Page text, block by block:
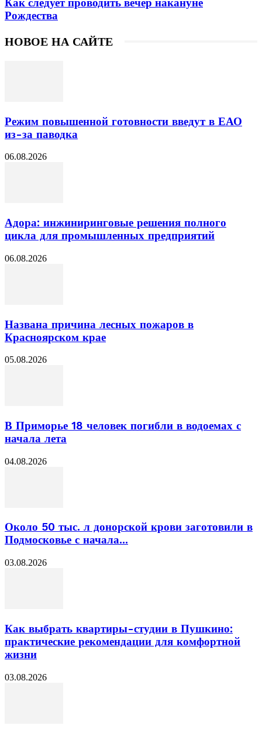
Как следует проводить вечер накануне
Рождества
НОВОЕ НА САЙТЕ
Режим повышенной готовности введут в ЕАО
из-за паводка
06.08.2026
Адора: инжиниринговые решения полного
цикла для промышленных предприятий
06.08.2026
Названа причина лесных пожаров в
Красноярском крае
05.08.2026
В Приморье 18 человек погибли в водоемах с
начала лета
04.08.2026
Около 50 тыс. л донорской крови заготовили в
Подмосковье с начала...
03.08.2026
Как выбрать квартиры-студии в Пушкино:
практические рекомендации для комфортной
жизни
03.08.2026